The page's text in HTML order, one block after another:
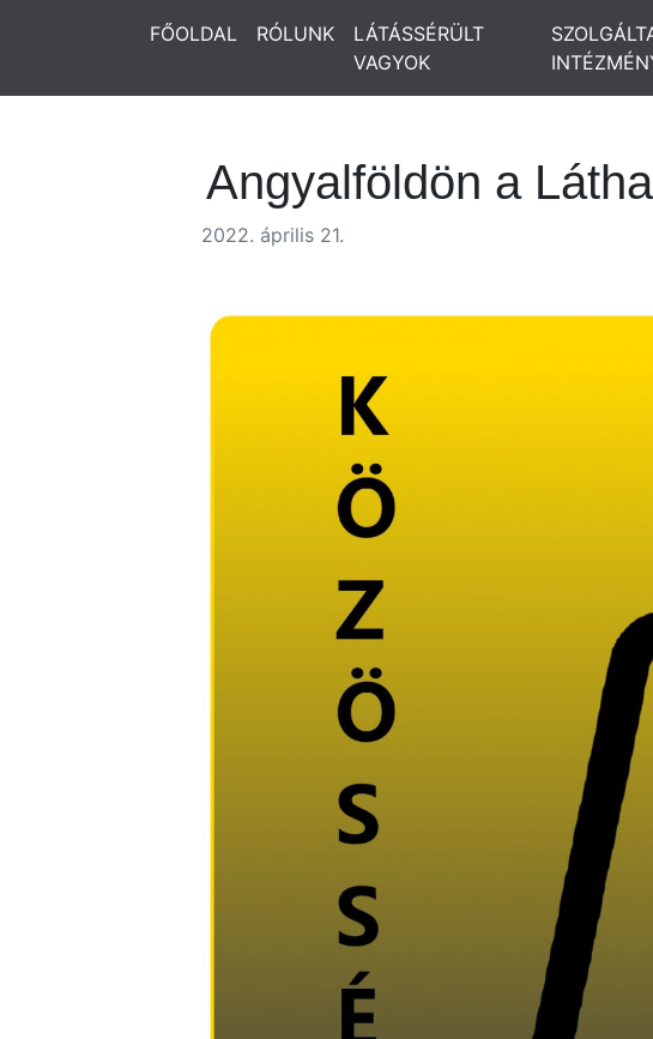
FŐOLDAL RÓLUNK
LÁTÁSSÉRÜLT
VAGYOK
Angyalföldön a
2022. április 21.